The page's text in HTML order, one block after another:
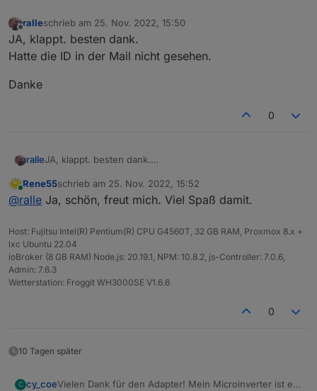
Offline
ralleschrieb am 25. Nov. 2022, 15:50
zuletzt editiert von
JA, klappt. besten dank.
Hatte die ID in der Mail nicht gesehen.
Danke
0
ralleJA, klappt. besten dank.
Danke
Online
Rene55schrieb am 25. Nov. 2022, 15:52
zuletzt editiert von
@ralle Ja, schön, freut mich. Viel Spaß damit.
Host: Fujitsu Intel(R) Pentium(R) CPU G4560T, 32 GB RAM, Proxmox 8.x +
lxc Ubuntu 22.04
ioBroker (8 GB RAM) Node.js: 20.19.1, NPM: 10.8.2, js-Controller: 7.0.6,
Admin: 7.6.3
Wetterstation: Froggit WH3000SE V1.6.6
0
10 Tagen später
C cy_coeVielen Dank für den Adapter! Mein Microinverter ist ein